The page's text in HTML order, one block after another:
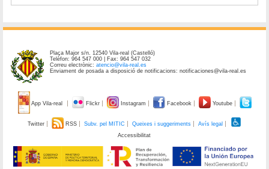
Plaça Major s/n. 12540 Vila-real (Castelló)
Telèfon: 964 547 000 | Fax: 964 547 032
Correu electrònic:atencio@vila-real.es
Enviament de posada a disposició de notificacions: notificaciones@vila-real.es
App Vila-real Flickr Instagram Facebook Youtube
Twitter RSS Subv. pel MITIC Queixes i suggeriments
Avís legal
Accessibilitat